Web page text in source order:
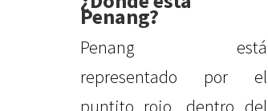
Penang?
Penang está
representado por el